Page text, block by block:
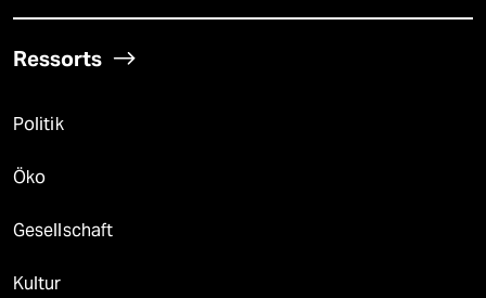
Ressorts
Politik
Öko
Gesellschaft
Kultur